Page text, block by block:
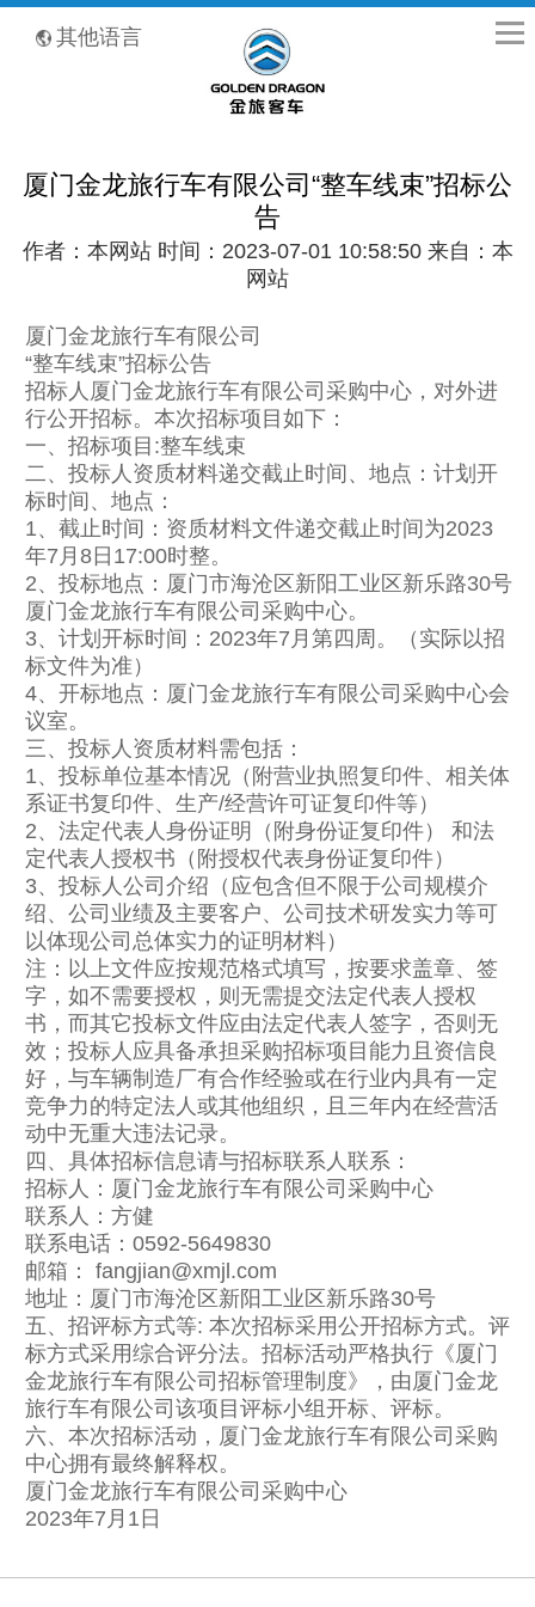
其他语言
厦门金龙旅行车有限公司“整车线束”招标公
告
作者：本网站 时间：2023-07-01 10:58:50 来自：本
网站
厦门金龙旅行车有限公司
“整车线束”招标公告
招标人厦门金龙旅行车有限公司采购中心，对外进
行公开招标。本次招标项目如下：
一、招标项目:整车线束
二、投标人资质材料递交截止时间、地点：计划开
标时间、地点：
1、截止时间：资质材料文件递交截止时间为2023
年7月8日17:00时整。
2、投标地点：厦门市海沧区新阳工业区新乐路30号
厦门金龙旅行车有限公司采购中心。
3、计划开标时间：2023年7月第四周。（实际以招
标文件为准）
4、开标地点：厦门金龙旅行车有限公司采购中心会
议室。
三、投标人资质材料需包括：
1、投标单位基本情况（附营业执照复印件、相关体
系证书复印件、生产/经营许可证复印件等）
2、法定代表人身份证明（附身份证复印件） 和法
定代表人授权书（附授权代表身份证复印件）
3、投标人公司介绍（应包含但不限于公司规模介
绍、公司业绩及主要客户、公司技术研发实力等可
以体现公司总体实力的证明材料）
注：以上文件应按规范格式填写，按要求盖章、签
字，如不需要授权，则无需提交法定代表人授权
书，而其它投标文件应由法定代表人签字，否则无
效；投标人应具备承担采购招标项目能力且资信良
好，与车辆制造厂有合作经验或在行业内具有一定
竞争力的特定法人或其他组织，且三年内在经营活
动中无重大违法记录。
四、具体招标信息请与招标联系人联系：
招标人：厦门金龙旅行车有限公司采购中心
联系人：方健
联系电话：0592-5649830
邮箱： fangjian@xmjl.com
地址：厦门市海沧区新阳工业区新乐路30号
五、招评标方式等: 本次招标采用公开招标方式。评
标方式采用综合评分法。招标活动严格执行《厦门
金龙旅行车有限公司招标管理制度》，由厦门金龙
旅行车有限公司该项目评标小组开标、评标。
六、本次招标活动，厦门金龙旅行车有限公司采购
中心拥有最终解释权。
厦门金龙旅行车有限公司采购中心
2023年7月1日